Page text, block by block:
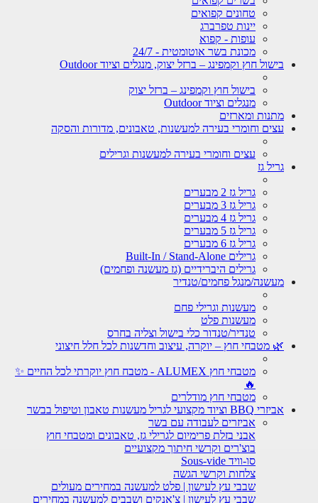
טחונים קפואים
יינות טפרברג
עופות - קפוא
מכונת בשר אוטומטית - 24/7
בישול חוץ וקמפינג – ברזל יצוק, מנגלים וציוד Outdoor
בישול חוץ וקמפינג – ברזל יצוק
מנגלים וציוד Outdoor
מתנות ומארזים
עצים וחומרי בעירה למעשנות, טאבונים, מדורות והסקה
עצים וחומרי בעירה למעשנות וגרילים
גריל גז
גריל גז 2 מבערים
גריל גז 3 מבערים
גריל גז 4 מבערים
גריל גז 5 מבערים
גריל גז 6 מבערים
גרילים Built-In / Stand-Alone
גרילים היברידיים (גז מעשנה ופחמים)
מעשנה/מנגל פחמים/טנדיר
מעשנות וגרילי פחם
מעשנות פלט
טנדיר/טנדור כלי בישול וצליה בחרס
🌿 מטבחי חוץ – יוקרה, עיצוב וחדשנות לכל חלל חיצוני
מטבחי חוץ ALUMEX - מטבח חוץ יוקרתי לכל החיים ✨
מטבחי חוץ מודלרים
אביזרי BBQ וציוד מקצועי לגריל מעשנות טאבון וטיפול בבשר
אביזרים לעבודה עם בשר
אבני בזלת פרימיום לגרילי גז, טאבונים ומטבחי חוץ
בוצ'רים וקרשי חיתוך מקצועיים
סו-וויד Sous-vide
צלחות וקרשי הגשה
שבבי עץ לעישון | פלט למעשנה במחירים מעולים
שבבי עץ לעישון | צ'אנקים ושבבים למעשנה במחירים